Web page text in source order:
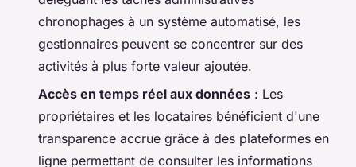
chronophages à un système automatisé, les
gestionnaires peuvent se concentrer sur des
activités à plus forte valeur ajoutée.
Accès en temps réel aux données : Les
propriétaires et les locataires bénéficient d'une
transparence accrue grâce à des plateformes en
ligne permettant de consulter les informations